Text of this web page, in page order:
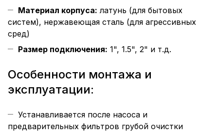
Материал корпуса: латунь (для бытовых
систем), нержавеющая сталь (для агрессивных
сред)
Размер подключения: 1", 1.5", 2" и т.д.
Особенности монтажа и
эксплуатации:
Устанавливается после насоса и
предварительных фильтров грубой очистки